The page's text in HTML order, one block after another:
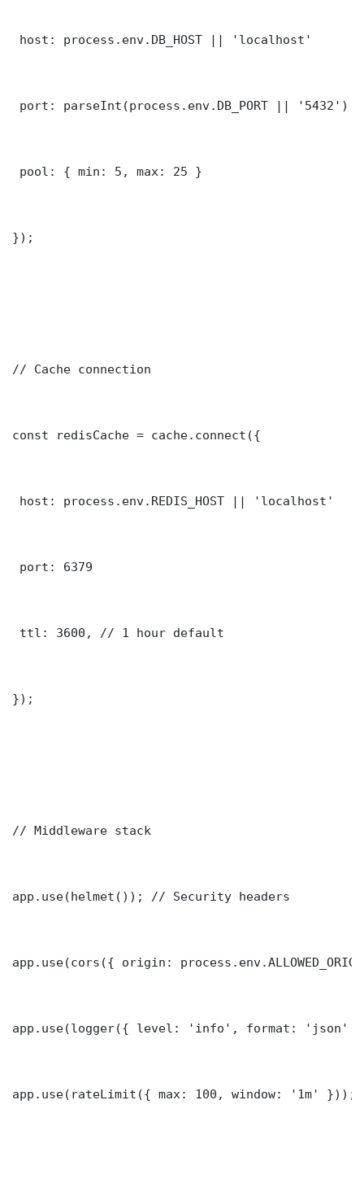
host: process.env.DB_HOST || 'localhost'
port: parseInt(process.env.DB_PORT || '5432')
pool: { min: 5, max: 25 }
});
// Cache connection
const redisCache = cache.connect({
host: process.env.REDIS_HOST || 'localhost'
port: 6379
ttl: 3600, // 1 hour default
});
// Middleware stack
app.use(helmet()); // Security headers
app.use(cors({ origin:
app.use(logger({ level: 'info', format: 'json'
app.use(rateLimit({ max: 100, window: '1m' }));